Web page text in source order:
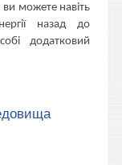
ви можете навіть
назад до
додатковий